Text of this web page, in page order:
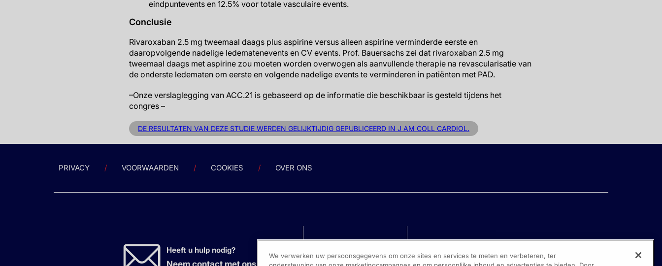
eindpuntevents en 12.5% voor totale vasculaire events.
Conclusie
Rivaroxaban 2.5 mg tweemaal daags plus aspirine versus alleen aspirine verminderde eerste en
daaropvolgende nadelige ledematenevents en CV events. Prof. Bauersachs zei dat rivaroxaban 2.5 mg
tweemaal daags met aspirine zou moeten worden overwogen als aanvullende therapie na revascularisatie van
de onderste ledematen om eerste en volgende nadelige events te verminderen in patiënten met PAD.
–Onze verslaglegging van ACC.21 is gebaseerd op de informatie die beschikbaar is gesteld tijdens het
congres –
DE RESULTATEN VAN DEZE STUDIE WERDEN GELIJKTIJDIG GEPUBLICEERD IN J AM COLL CARDIOL.
PRIVACY VOORWAARDEN COOKIES OVER ONS
Heeft u hulp nodig?
Neem contact met ons op
We verwerken uw persoonsgegevens om onze sites en services te meten en verbeteren, ter